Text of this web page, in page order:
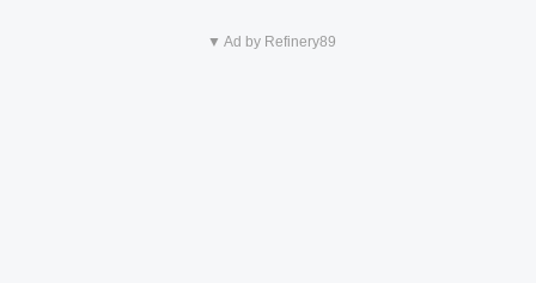
▼ Ad by Refinery89